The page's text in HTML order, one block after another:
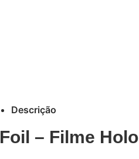
Descrição
Foil – Filme